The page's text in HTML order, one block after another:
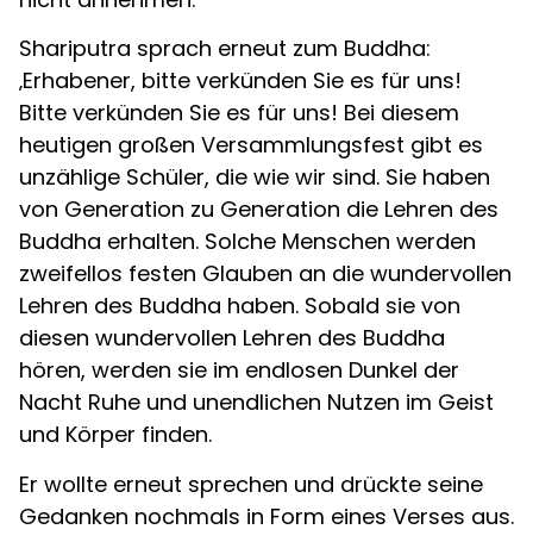
Shariputra sprach erneut zum Buddha:
‚Erhabener, bitte verkünden Sie es für uns!
Bitte verkünden Sie es für uns! Bei diesem
heutigen großen Versammlungsfest gibt es
unzählige Schüler, die wie wir sind. Sie haben
von Generation zu Generation die Lehren des
Buddha erhalten. Solche Menschen werden
zweifellos festen Glauben an die wundervollen
Lehren des Buddha haben. Sobald sie von
diesen wundervollen Lehren des Buddha
hören, werden sie im endlosen Dunkel der
Nacht Ruhe und unendlichen Nutzen im Geist
und Körper finden.
Er wollte erneut sprechen und drückte seine
Gedanken nochmals in Form eines Verses aus.